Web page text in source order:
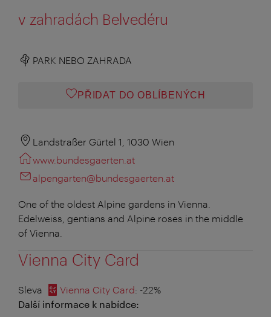
v zahradách Belvedéru
PARK NEBO ZAHRADA
PŘIDAT DO OBLÍBENÝCH
Landstraßer Gürtel 1, 1030 Wien
www.bundesgaerten.at
alpengarten@bundesgaerten.at
One of the oldest Alpine gardens in Vienna.
Edelweiss, gentians and Alpine roses in the middle
of Vienna.
Vienna City Card
Sleva Vienna City Card: -22%
Další informace k nabídce: